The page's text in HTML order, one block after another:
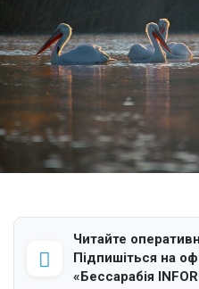
Читайте
Підпишіться на
«Бессарабія